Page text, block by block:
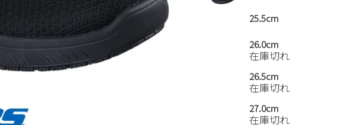
25.5cm
26.0cm
在庫切れ
26.5cm
在庫切れ
27.0cm
在庫切れ